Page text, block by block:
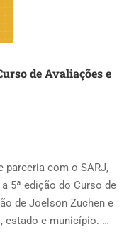
de Avaliações e
parceria com o SARJ,
a 5ª edição do Curso de
de Joelson Zuchen e
estado e município. …